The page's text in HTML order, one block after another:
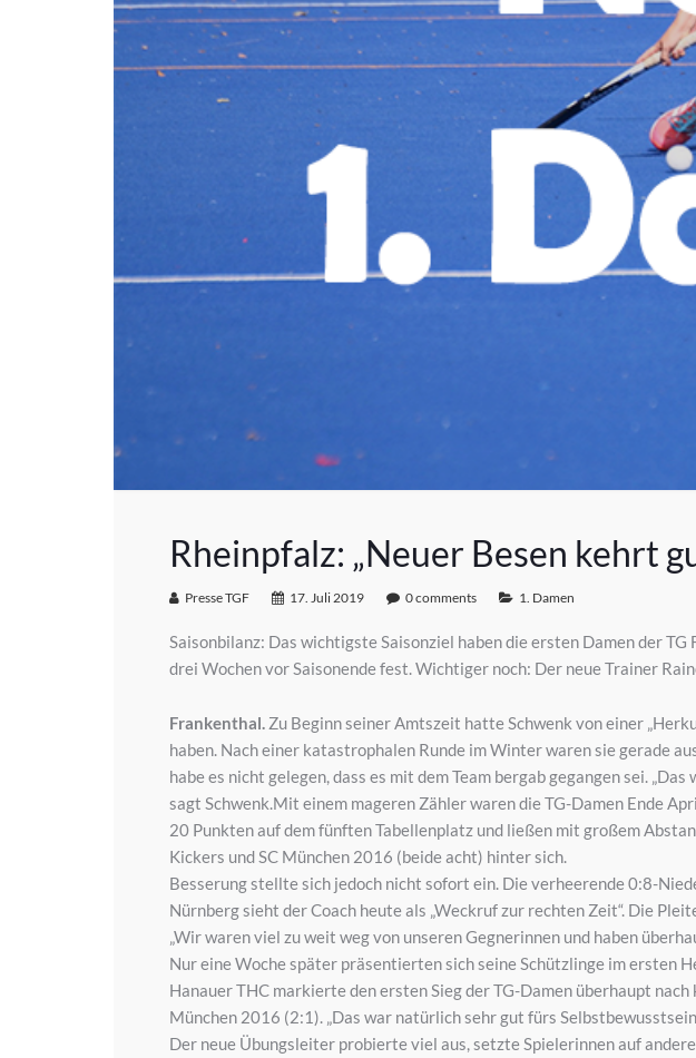
Rheinpfalz: „Neuer Besen kehrt
Presse TGF 17. Juli 2019 0 comments 1. Damen
Saisonbilanz: Das wichtigste Saisonziel haben die ersten Damen der
drei Wochen vor Saisonende fest. Wichtiger noch: Der neue Trainer
Frankenthal. Zu Beginn seiner Amtszeit hatte Schwenk von einer
haben. Nach einer katastrophalen Runde im Winter waren sie gerade
habe es nicht gelegen, dass es mit dem Team bergab gegangen sei.
sagt Schwenk.Mit einem mageren Zähler waren die TG-Damen Ende
20 Punkten auf dem fünften Tabellenplatz und ließen mit großem
Kickers und SC München 2016 (beide acht) hinter sich.
Besserung stellte sich jedoch nicht sofort ein. Die verheerende 0:8-
Nürnberg sieht der Coach heute als „Weckruf zur rechten Zeit“. Die
„Wir waren viel zu weit weg von unseren Gegnerinnen und haben
Nur eine Woche später präsentierten sich seine Schützlinge im ersten
Hanauer THC markierte den ersten Sieg der TG-Damen überhaupt
München 2016 (2:1). „Das war natürlich sehr gut fürs
Der neue Übungsleiter probierte viel aus, setzte Spielerinnen auf